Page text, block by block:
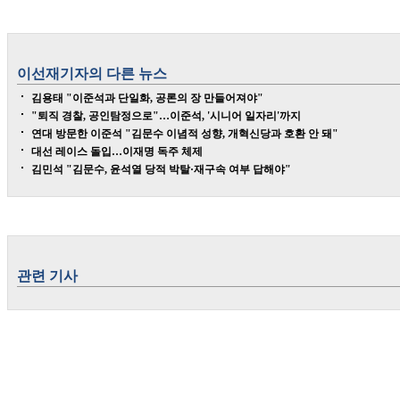
이선재 기자의 다른 뉴스
김용태 "이준석과 단일화, 공론의 장 만들어져야"
"퇴직 경찰, 공인탐정으로"…이준석, '시니어 일자리'까지
연대 방문한 이준석 "김문수 이념적 성향, 개혁신당과 호환 안 돼"
대선 레이스 돌입…이재명 독주 체제
김민석 "김문수, 윤석열 당적 박탈·재구속 여부 답해야"
관련 기사